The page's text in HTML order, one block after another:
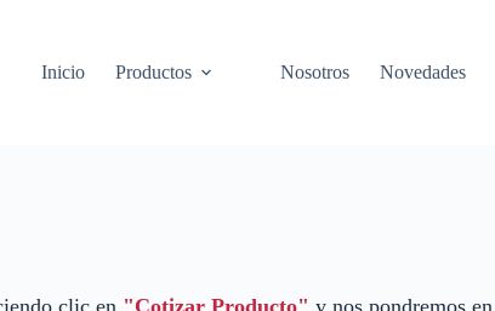
Inicio Productos Nosotros Novedades